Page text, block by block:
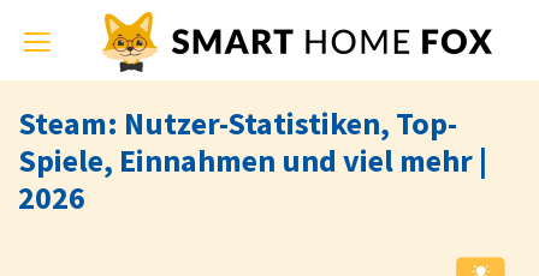
Toggle
navigation
Steam: Nutzer-Statistiken, Top-
Spiele, Einnahmen und viel mehr |
2026